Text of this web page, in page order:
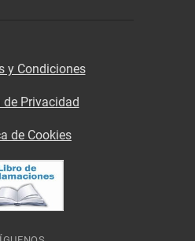
y Condiciones
de Privacidad
de Cookies